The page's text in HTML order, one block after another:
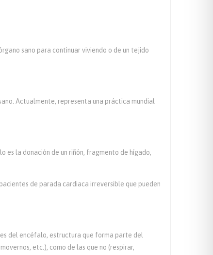
sano para continuar viviendo o de un tejido
Actualmente, representa una práctica mundial
es la donación de un riñón, fragmento de hígado,
de parada cardiaca irreversible que pueden
del encéfalo, estructura que forma parte del
etc.), como de las que no (respirar,